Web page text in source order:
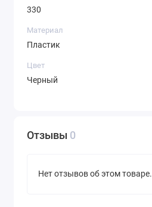
330
Материал
Пластик
Цвет
Черный
Отзывы 0
Нет отзывов об этом товаре.